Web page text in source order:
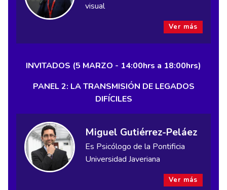
visual
Ver más
INVITADOS (5 MARZO - 14:00hrs a 18:00hrs)
PANEL 2: LA TRANSMISIÓN DE LEGADOS
DIFÍCILES
Miguel Gutiérrez-Peláez
Es Psicólogo de la Pontificia
Universidad Javeriana
Ver más